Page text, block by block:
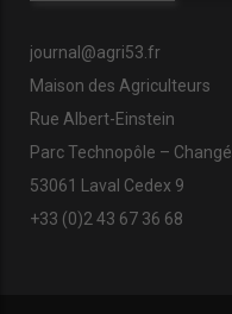
journal@agri53.fr
Maison des Agriculteurs
Rue Albert-Einstein
Parc Technopôle – Changé
53061 Laval Cedex 9
+33 (0)2 43 67 36 68